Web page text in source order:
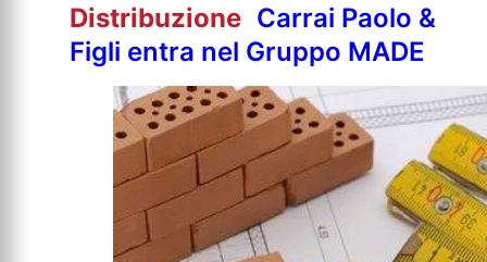
Distribuzione Carrai Paolo &
Figli entra nel Gruppo MADE